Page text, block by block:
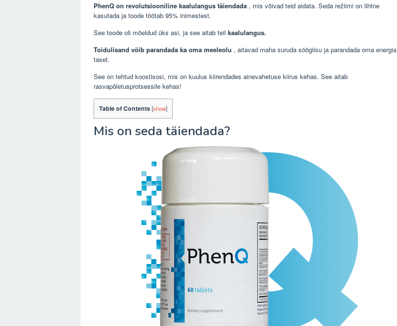
PhenQ on revolutsiooniline kaalulangus täiendada , mis võivad teid aidata. Seda režiimi on lihtne
kasutada ja toode töötab 95% inimestest.
See toode oli mõeldud üks asi, ja see aitab teil kaalulangus.
Toidulisand võib parandada ka oma meeleolu , aitavad maha suruda söögiisu ja parandada oma energia
taset.
See on tehtud koostisosi, mis on kuulus kiirendades ainevahetuse kiirus kehas. See aitab
rasvapõletusprotsessile kehas!
Table of Contents[show]
Mis on seda täiendada?